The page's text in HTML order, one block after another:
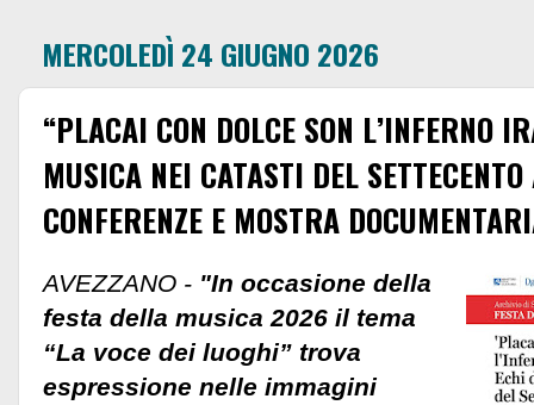
MERCOLEDÌ 24 GIUGNO 2026
“PLACAI CON DOLCE SON L’INFERNO
MUSICA NEI CATASTI DEL
CONFERENZE E MOSTRA
AVEZZANO - "In occasione della
festa della musica 2026 il tema
“La voce dei luoghi” trova
espressione nelle immagini